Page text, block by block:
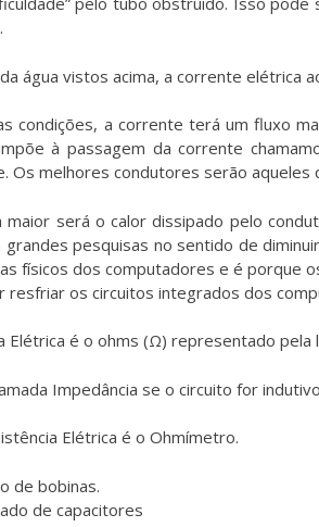
água vistos acima, a corrente elétrica
condições, a corrente terá um fluxo
à passagem da corrente
Os melhores condutores serão
será o calor dissipado pelo
pesquisas no sentido de
físicos dos computadores e é porque
os circuitos integrados dos
Elétrica é o ohms (Ω) representado pela
Impedância se o circuito for indutivo
Elétrica é o Ohmímetro.
de bobinas.
de capacitores